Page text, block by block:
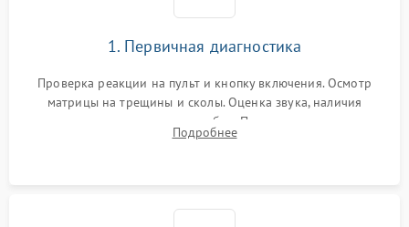
1. Первичная диагностика
Проверка реакции на пульт и кнопку включения. Осмотр
матрицы на трещины и сколы. Оценка звука, наличия
подсветки и индикаторов ошибок. Подключение тестовых
источников сигнала для выявления симптомов поломки.
Подробнее